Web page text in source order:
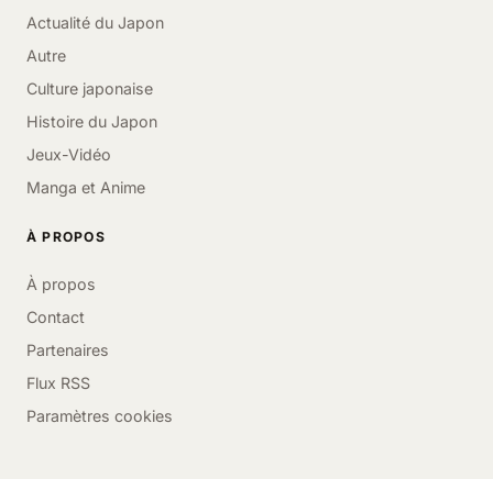
Actualité du Japon
Autre
Culture japonaise
Histoire du Japon
Jeux-Vidéo
Manga et Anime
À PROPOS
À propos
Contact
Partenaires
Flux RSS
Paramètres cookies